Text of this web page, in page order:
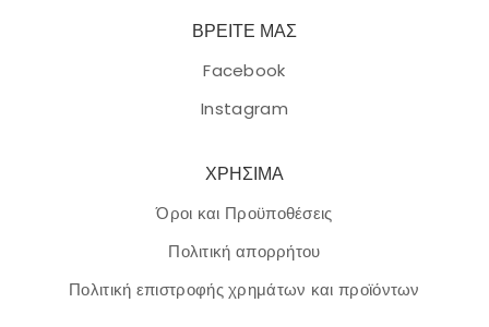
ΒΡΕΙΤΕ ΜΑΣ
Facebook
Instagram
ΧΡΗΣΙΜΑ
Όροι και Προϋποθέσεις
Πολιτική απορρήτου
Πολιτική επιστροφής χρημάτων και προϊόντων